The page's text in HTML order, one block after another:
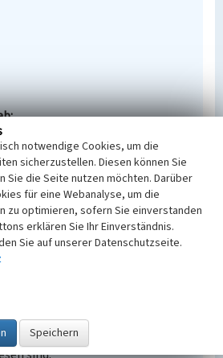
Fachdatenbank
Inhalt steht unter der freien
Die
unterliegen möglicherweise
Bedingungen, die
notwendige Cookies, um die
sicherzustellen. Diesen können Sie
Sie die Seite nutzen möchten. Darüber
für eine Webanalyse, um die
zu optimieren, sofern Sie einverstanden
erklären Sie Ihr Einverständnis.
Sie auf unserer Datenschutzseite.